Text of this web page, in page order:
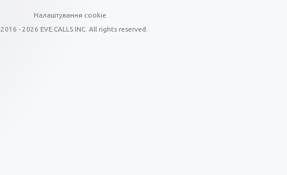
Налаштування cookie
- 2026 EVE.CALLS INC. All rights reserved.